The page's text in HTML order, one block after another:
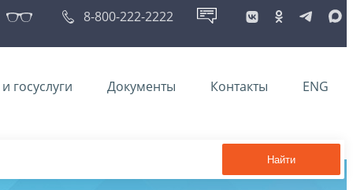
8-800-222-2222
госуслуги Документы Контакты ENG
Найти